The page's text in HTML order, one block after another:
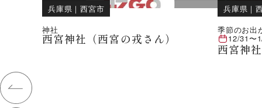
兵庫県 ｜西宮市
神社
西宮神社（西宮の戎さん）
兵庫県 ｜
季節のお出
12/31〜
西宮神